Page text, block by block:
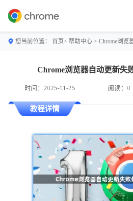
您当前位置： 首页> 帮助中心 > Chrome浏览
Chrome浏览器自动更新失
时间：2025-11-25 阅读：0
教程详情